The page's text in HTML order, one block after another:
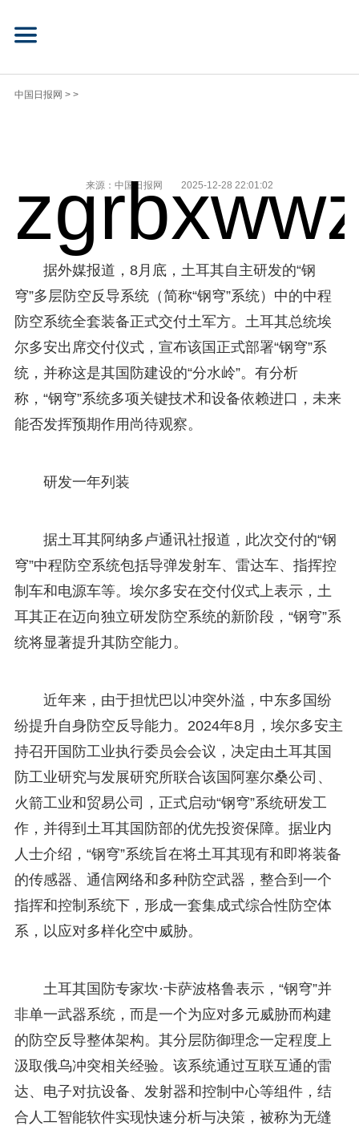
中国日报网 > >
来源：中国日报网 2025-12-28 22:01:02
据外媒报道，8月底，土耳其自主研发的“钢
穹”多层防空反导系统（简称“钢穹”系统）中的中程
防空系统全套装备正式交付土军方。土耳其总统埃
尔多安出席交付仪式，宣布该国正式部署“钢穹”系
统，并称这是其国防建设的“分水岭”。有分析
称，“钢穹”系统多项关键技术和设备依赖进口，未来
能否发挥预期作用尚待观察。
研发一年列装
据土耳其阿纳多卢通讯社报道，此次交付的“钢
穹”中程防空系统包括导弹发射车、雷达车、指挥控
制车和电源车等。埃尔多安在交付仪式上表示，土
耳其正在迈向独立研发防空系统的新阶段，“钢穹”系
统将显著提升其防空能力。
近年来，由于担忧巴以冲突外溢，中东多国纷
纷提升自身防空反导能力。2024年8月，埃尔多安主
持召开国防工业执行委员会会议，决定由土耳其国
防工业研究与发展研究所联合该国阿塞尔桑公司、
火箭工业和贸易公司，正式启动“钢穹”系统研发工
作，并得到土耳其国防部的优先投资保障。据业内
人士介绍，“钢穹”系统旨在将土耳其现有和即将装备
的传感器、通信网络和多种防空武器，整合到一个
指挥和控制系统下，形成一套集成式综合性防空体
系，以应对多样化空中威胁。
土耳其国防专家坎·卡萨波格鲁表示，“钢穹”并
非单一武器系统，而是一个为应对多元威胁而构建
的防空反导整体架构。其分层防御理念一定程度上
汲取俄乌冲突相关经验。该系统通过互联互通的雷
达、电子对抗设备、发射器和控制中心等组件，结
合人工智能软件实现快速分析与决策，被称为无缝